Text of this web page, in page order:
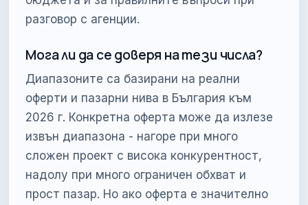
разговор с агенции.
Мога ли да се доверя на тези числа?
Диапазоните са базирани на реални
оферти и пазарни нива в България към
2026 г. Конкретна оферта може да излезе
извън диапазона - нагоре при много
сложен проект с висока конкурентност,
надолу при много ограничен обхват и
прост пазар. Но ако оферта е значително